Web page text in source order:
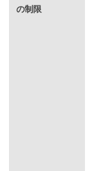
の制限